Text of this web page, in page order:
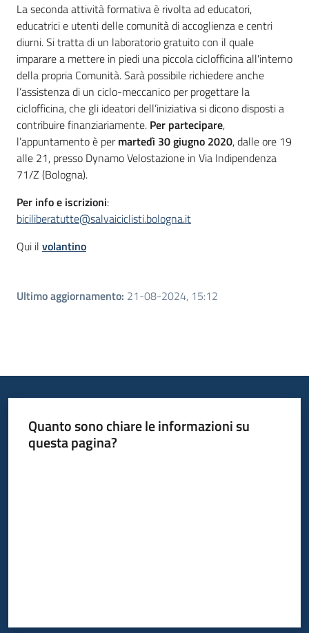
La seconda attività formativa è rivolta ad educatori,
educatrici e utenti delle comunità di accoglienza e centri
diurni. Si tratta di un laboratorio gratuito con il quale
imparare a mettere in piedi una piccola ciclofficina all'interno
della propria Comunità. Sarà possibile richiedere anche
l’assistenza di un ciclo-meccanico per progettare la
ciclofficina, che gli ideatori dell’iniziativa si dicono disposti a
contribuire finanziariamente. Per partecipare,
l’appuntamento è permartedì 30 giugno 2020, dalle ore 19
alle 21, presso Dynamo Velostazione in Via Indipendenza
71/Z (Bologna).
Per info e iscrizioni:
biciliberatutte@salvaiciclisti.bologna.it
Qui il volantino
Ultimo aggiornamento: 21-08-2024, 15:12
Quanto sono chiare le informazioni su
questa pagina?